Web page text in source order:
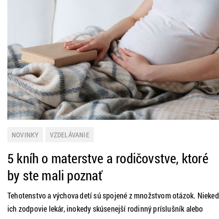
NOVINKY VZDELÁVANIE
5 kníh o materstve a rodičovstve, ktoré
by ste mali poznať
Tehotenstvo a výchova detí sú spojené z množstvom otázok.
ich zodpovie lekár, inokedy skúsenejší rodinný príslušník alebo